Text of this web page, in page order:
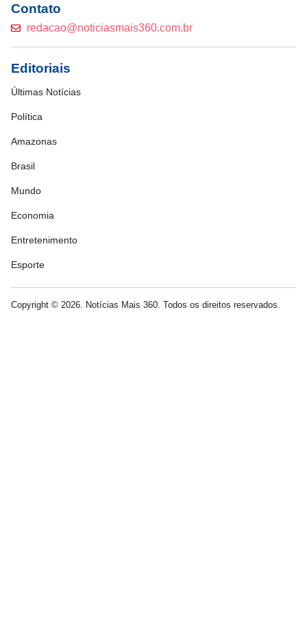
Contato
redacao@noticiasmais360.com.br
Editoriais
Últimas Notícias
Política
Amazonas
Brasil
Mundo
Economia
Entretenimento
Esporte
Copyright © 2026. Notícias Mais 360. Todos os direitos reservados.